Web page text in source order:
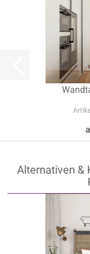
Alternativen &